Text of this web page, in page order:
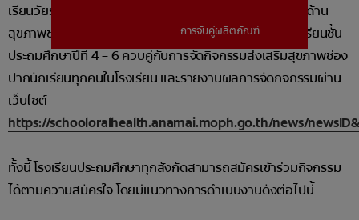
ภารกิจ
TH (TH)
การจับคู่ผลิตภัณฑ์
เรียนวัยรุ่น โดยใช้ชุดกิจกรรมการเรียนรู้เพื่อเพิ่มความรอบรู้ด้าน
สุขภาพช่องปาก (Active Learning) 8 สัปดาห์ สำหรับนักเรียนชั้น
ประถมศึกษาปีที่ 4 – 6 ควบคู่กับการจัดกิจกรรมส่งเสริมสุขภาพช่อง
ปากนักเรียนทุกคนในโรงเรียน และรายงานผลการจัดกิจกรรมผ่าน
เว็บไซต์
https://schooloralhealth.anamai.moph.go.th/news/
ทั้งนี้ โรงเรียนประถมศึกษาทุกสังกัดสามารถสมัครเข้าร่วมกิจกรรม
ได้ตามความสมัครใจ โดยมีแนวทางการดำเนินงานดังต่อไปนี้